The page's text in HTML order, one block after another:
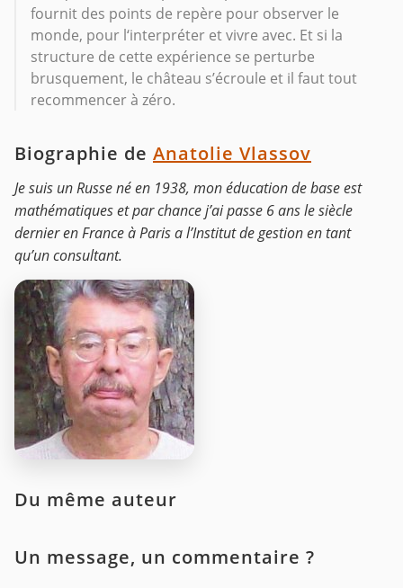
fournit des points de repère pour observer le
monde, pour l‘interpréter et vivre avec. Et si la
structure de cette expérience se perturbe
brusquement, le château s’écroule et il faut tout
recommencer à zéro.
Biographie de Anatolie Vlassov
Je suis un Russe né en 1938, mon éducation de base est
mathématiques et par chance j’ai passe 6 ans le siècle
dernier en France à Paris a l’Institut de gestion en tant
qu’un consultant.
Du même auteur
Un message, un commentaire ?